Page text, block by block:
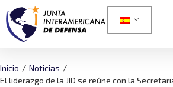
Inicio / Noticias /
El liderazgo de la JID se reúne con la